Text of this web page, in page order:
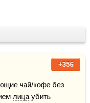
+356
чай/кофе без
лица убить